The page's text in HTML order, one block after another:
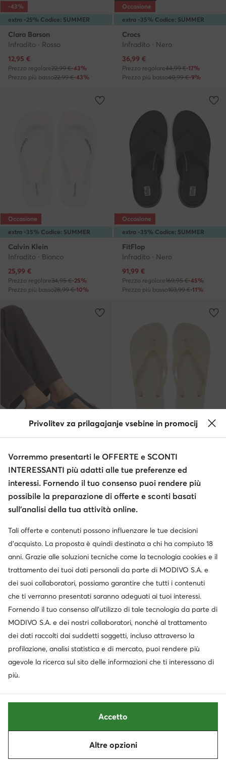
extra -25% Codice: SUMMER
-43%
Clara Barson
Infradito · Rosso
Prezzo attuale
12,95 €
Prezzo regolare22,99 €-43%
Prezzo più basso22,99 €-43%
extra -35% Codice: SUMMER
Occasione
Crocs
Infradito · Nero
Prezzo attuale
36,99 €
Prezzo regolare44,99 €-17%
Prezzo più basso40,99 €-9%
extra -35% Codice: SUMMER
Occasione
Calvin Klein
Infradito · Bianco
Prezzo attuale
25,99 €
Prezzo regolare34,95 €-25%
Prezzo più basso28,99 €-10%
extra -35% Codice: SUMMER
Occasione
FitFlop
Infradito · Nero
Prezzo attuale
91,99 €
Prezzo regolare169,95 €-45%
Prezzo più basso103,99 €-11%
Birkenstock
Infradito · Blu scuro
Prezzo attuale
71,99€
Prezzo regolare
Prezzo più basso83,99 €-14%
Calvin Klein Jeans
Infradito · Écru
Prezzo attuale
24,99 €
Prezzo regolare 44,95 €
-44%
Prezzo più basso28,99 €-13%
Scholl
Infradito · Arancione
Prezzo attuale
29,99€
Prezzo regolare43,99 €-31%
Prezzo attuale
24,99€
Prezzo regolare39,95 €-37%
Prezzo più basso
Privolitev za prilagajanje vsebine in promocij
Vorremmo presentarti le OFFERTE e SCONTI
INTERESSANTI più adatti alle tue preferenze ed
interessi. Fornendo il tuo consenso puoi rendere più
possibile la preparazione di offerte e sconti basati
sull’analisi della tua attività online.
Tali offerte e contenuti possono influenzare le tue decisioni
d’acquisto. La proposta è quindi destinata a chi ha compiuto 18
anni. Grazie alle soluzioni tecniche come la tecnologia cookies e il
trattamento dei tuoi dati personali da parte di MODIVO S.A. e
dei suoi collaboratori, possiamo garantire che tutti i contenuti
che ti verranno presentati saranno adeguati ai tuoi interessi.
Fornendo il tuo consenso all’utilizzo di tale tecnologia da parte di
MODIVO S.A. e dei nostri collaboratori, nonché al trattamento
dei dati raccolti dai suddetti soggetti, incluso attraverso la
profilazione, analisi statistica e di mercato, puoi rendere più
agevole la ricerca sul sito delle informazioni che ti interessano di
più.
Altre opzioni
Accetto